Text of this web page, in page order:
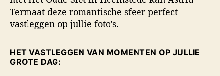
Termaat deze romantische sfeer perfect
vastleggen op jullie foto’s.
HET VASTLEGGEN VAN MOMENTEN OP JULLIE
GROTE DAG: